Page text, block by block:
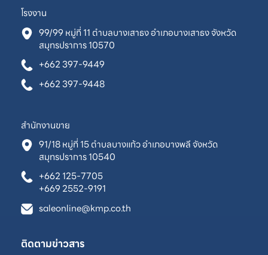
โรงงาน
99/99 หมู่ที่ 11 ตำบลบางเสาธง อำเภอบางเสาธง จังหวัด
สมุทรปราการ 10570
+662 397-9449
+662 397-9448
สำนักงานขาย
91/18 หมู่ที่ 15 ตำบลบางแก้ว อำเภอบางพลี จังหวัด
สมุทรปราการ 10540
+662 125-7705
+669 2552-9191
saleonline@kmp.co.th
ติดตามข่าวสาร